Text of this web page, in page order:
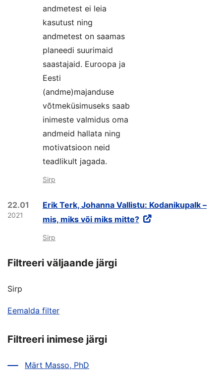
andmetest ei leia
kasutust ning
andmetest on saamas
planeedi suurimaid
saastajaid. Euroopa ja
Eesti
(andme)majanduse
võtmeküsimuseks saab
inimeste valmidus oma
andmeid hallata ning
motivatsioon neid
teadlikult jagada.
Sirp
22.01
2021
Erik Terk, Johanna Vallistu: Kodanikupalk –
mis, miks või miks mitte?
Sirp
Filtreeri väljaande järgi
Sirp
Eemalda filter
Filtreeri inimese järgi
Märt Masso, PhD